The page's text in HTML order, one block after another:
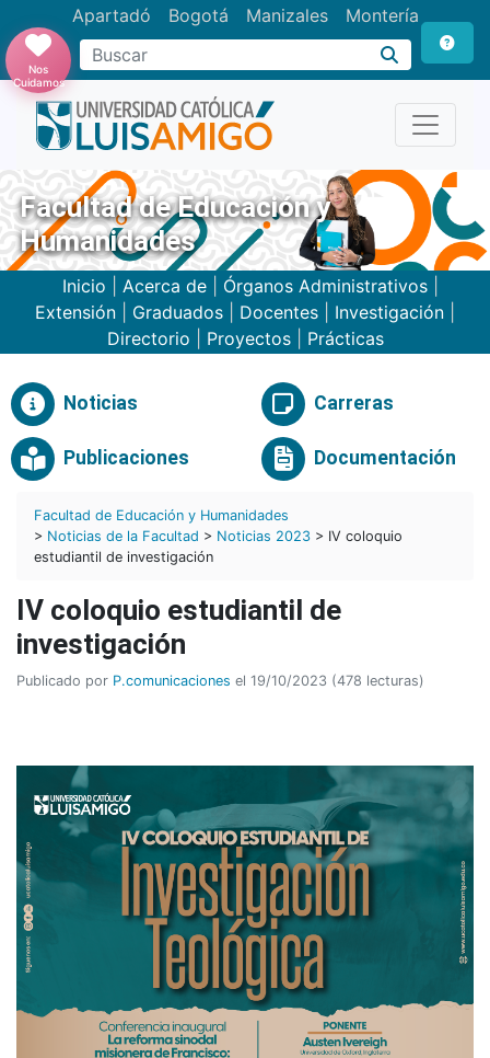
Apartadó Bogotá Manizales Montería
Buscar
Nos
Cuidamos
Facultad de Educación y
Humanidades
Inicio Acerca de Órganos Administrativos
Extensión
Graduados Docentes Investigación
Directorio
Proyectos| Prácticas
Noticias Carreras
Publicaciones Documentación
Facultad de Educación y Humanidades
> Noticias de la Facultad > Noticias 2023 > IV coloquio
estudiantil de investigación
IV coloquio estudiantil de
investigación
Publicado por P.comunicaciones el 19/10/2023 (478 lecturas)